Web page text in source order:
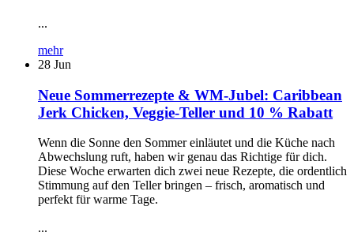
...
mehr
28 Jun
Neue Sommerrezepte & WM-Jubel: Caribbean
Jerk Chicken, Veggie-Teller und 10 % Rabatt
Wenn die Sonne den Sommer einläutet und die Küche nach
Abwechslung ruft, haben wir genau das Richtige für dich.
Diese Woche erwarten dich zwei neue Rezepte, die ordentlich
Stimmung auf den Teller bringen – frisch, aromatisch und
perfekt für warme Tage.
...